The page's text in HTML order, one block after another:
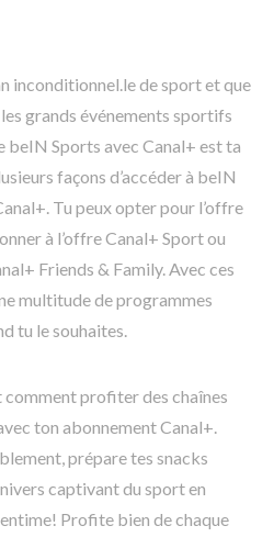
inconditionnel.le de sport et que
grands événements sportifs
beIN Sports avec Canal+ est ta
façons d’accéder à beIN
Tu peux opter pour l’offre
à l’offre Canal+ Sport ou
Friends & Family. Avec ces
multitude de programmes
tu le souhaites.
comment profiter des chaînes
ton abonnement Canal+.
prépare tes snacks
captivant du sport en
Profite bien de chaque